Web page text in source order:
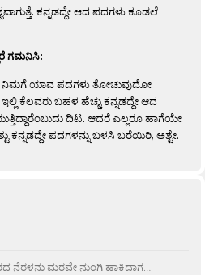
ಕನ್ನಡದ್ದೇ ಆದ ಪದಗಳು ಕೂಡಲೆ
ಗಮನಿಸಿ:
ಯಾವ ಪದಗಳು ತೋಚುವುದೋ
ಕೆಲವರು ಬಹಳ ಹೆಚ್ಚು ಕನ್ನಡದ್ದೇ ಆದ
ದಿಟ. ಆದರೆ ಎಲ್ಲರೂ ಹಾಗೆಯೇ
ಕನ್ನಡದ್ದೇ ಪದಗಳನ್ನು ಬಳಸಿ ಬರೆಯಿರಿ, ಅಶ್ಟೇ.
ನೆರಳನು ಮರವೇ ನುಂಗಿ ಹಾಕಿದಾಗ…